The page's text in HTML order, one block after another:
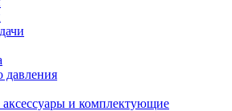
давления
и комплектующие